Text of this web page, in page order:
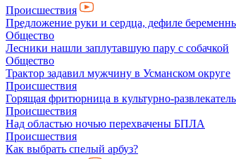
Происшествия
Предложение руки и сердца, дефиле
Общество
Лесники нашли заплутавшую пару с собачкой
Общество
Трактор задавил мужчину в Усманском округе
Происшествия
Горящая фритюрница в культурно-
Происшествия
Над областью ночью перехвачены БПЛА
Происшествия
Как выбрать спелый арбуз?